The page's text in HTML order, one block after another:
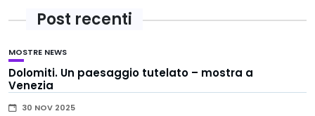
Post recenti
MOSTRE NEWS
Dolomiti. Un paesaggio tutelato – mostra a
Venezia
30 NOV 2025